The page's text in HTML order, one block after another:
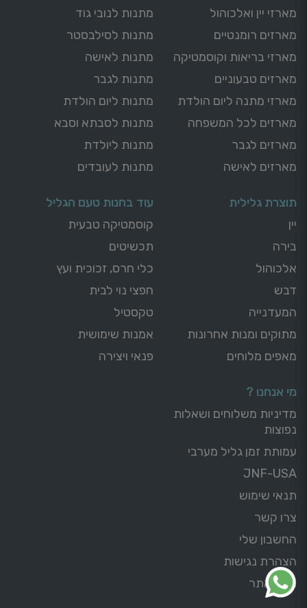
מארזי יין ואלכוהול
מארזים רומנטיים
מארזי בריאות וקוסמטיקה
מארזים טבעוניים
מארזי מתנה ליום הולדת
מארזים לכל המשפחה
מארזים לגבר
מארזים לאישה
מתנות לנובי גוד
מתנות לסילבסטר
מתנות לאישה
מתנות לגבר
מתנות ליום הולדת
מתנות לסבתא וסבא
מתנות ליולדת
מתנות לעובדים
תוצרת גלילית
יין
בירה
אלכוהול
דבש
המעדנייה
מתוקים ומנות אחרונות
מאפים מלוחים
עוד בחנות טעם הגליל
קוסמטיקה טבעית
תכשיטים
כלי חרס, זכוכית ועץ
חפצי נוי לבית
טקסטיל
אמנות שימושית
פנאי ויצירה
מי אנחנו ?
מדיניות משלוחים ושאלות
נפוצות
עמותת זמן גליל מערבי
JNF-USA
תנאי שימוש
צרו קשר
החשבון שלי
הצהרת נגישות
מפת אתר